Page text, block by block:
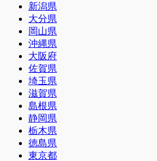
新潟県
大分県
岡山県
沖縄県
大阪府
佐賀県
埼玉県
滋賀県
島根県
静岡県
栃木県
徳島県
東京都